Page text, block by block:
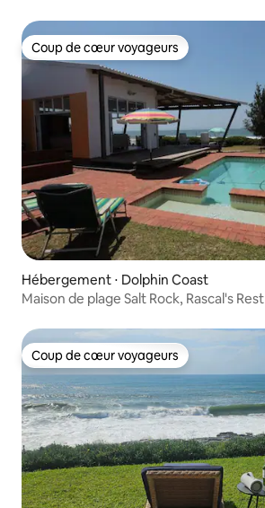
Coup de cœur voyageurs
Coup de cœur voyageurs
Hébergement ⋅ Dolphin Coast
Maison de plage Salt Rock, Rascal's Rest
Coup de cœur voyageurs
Coup de cœur voyageurs